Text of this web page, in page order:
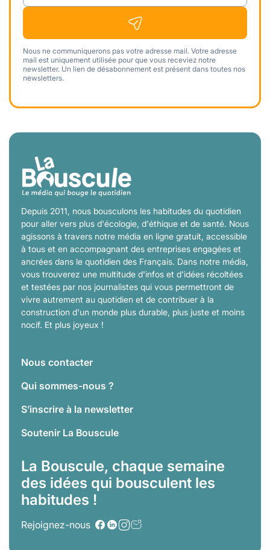
Nous ne communiquerons pas votre adresse mail. Votre adresse
mail est uniquement utilisée pour que vous receviez notre
newsletter. Un lien de désabonnement est présent dans toutes nos
newsletters.
Depuis 2011, nous bousculons les habitudes du quotidien
pour aller vers plus d'écologie, d'éthique et de santé. Nous
agissons à travers notre média en ligne gratuit, accessible
à tous et en accompagnant des entreprises engagées et
ancrées dans le quotidien des Français. Dans notre média,
vous trouverez une multitude d'infos et d'idées récoltées
et testées par nos journalistes qui vous permettront de
vivre autrement au quotidien et de contribuer à la
construction d'un monde plus durable, plus juste et moins
nocif. Et plus joyeux !
Nous contacter
Qui sommes-nous ?
S’inscrire à la newsletter
Soutenir La Bouscule
La Bouscule, chaque semaine
des idées qui bousculent les
habitudes !
Rejoignez-nous